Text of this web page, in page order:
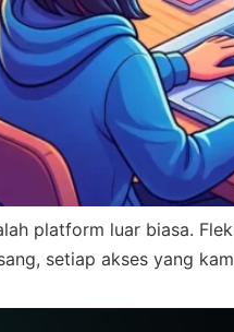
platform luar biasa.
setiap akses yang